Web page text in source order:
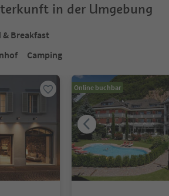
in der Umgebung
& Breakfast
Camping
Online buchbar